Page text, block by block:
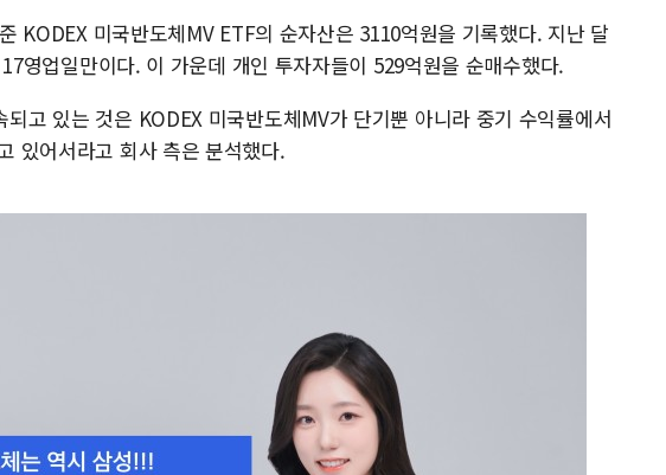
[사진] 빈살만과 에르도안의 만남
KODEX 미국반도체MV ETF의 순자산은 3110억원을 기록했다. 지난 달
영업일만이다. 이 가운데 개인 투자자들이 529억원을 순매수했다.
고 있는 것은 KODEX 미국반도체MV가 단기뿐 아니라 중기 수익률에서
있어서라고 회사 측은 분석했다.